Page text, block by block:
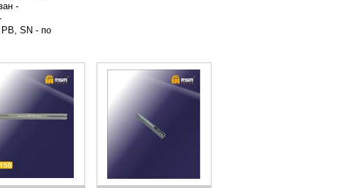
-
SN - по